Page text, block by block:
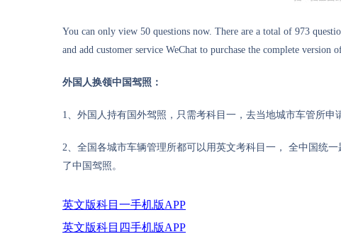
You can only view 50 questions now. There are a total of 973
and add customer service WeChat to purchase the complete version
外国人换领中国驾照：
1、外国人持有国外驾照，只需考科目一，去当地城市车管所申
2、全国各城市车辆管理所都可以用英文考科目一， 全中国统
了中国驾照。
英文版科目一手机版APP
英文版科目四手机版APP